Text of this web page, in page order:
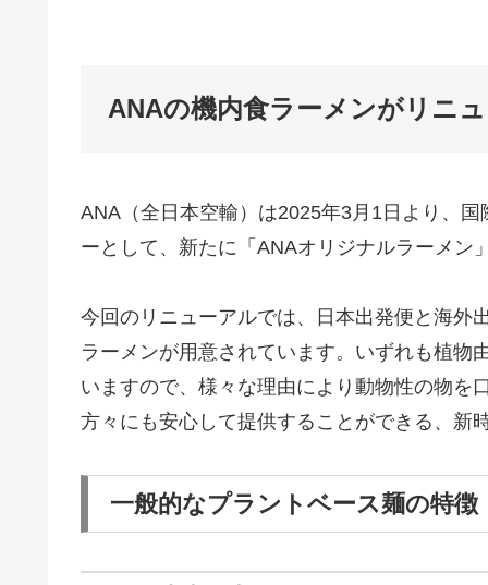
ANAの機内食ラーメンがリニ
ANA（全日本空輸）は2025年3月1日より、
ーとして、新たに「ANAオリジナルラーメン
今回のリニューアルでは、日本出発便と海外
ラーメンが用意されています。いずれも植物
いますので、様々な理由により動物性の物を
方々にも安心して提供することができる、新
一般的なプラントベース麺の特徴